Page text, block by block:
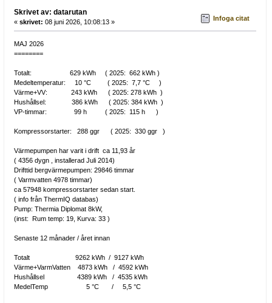
Skrivet av: datarutan
« skrivet: 08 juni 2026, 10:08:13 » Infoga citat
MAJ 2026
========
Totalt: 629 kWh ( 2025: 662 kWh )
Medeltemperatur: 10 °C ( 2025: 7,7 °C )
Värme+VV: 243 kWh ( 2025: 278 kWh )
Hushållsel: 386 kWh ( 2025: 384 kWh )
VP-timmar: 99 h ( 2025: 115 h )
Kompressorstarter: 288 ggr ( 2025: 330 ggr )
Värmepumpen har varit i drift ca 11,93 år
( 4356 dygn , installerad Juli 2014)
Drifttid bergvärmepumpen: 29846 timmar
( Varmvatten 4978 timmar)
ca 57948 kompressorstarter sedan start.
( info från ThermIQ databas)
Pump: Thermia Diplomat 8kW,
(inst: Rum temp: 19, Kurva: 33 )
Senaste 12 månader / året innan
Totalt 9262 kWh / 9127 kWh
Värme+VarmVatten 4873 kWh / 4592 kWh
Hushållsel 4389 kWh / 4535 kWh
MedelTemp 5 °C / 5,5 °C